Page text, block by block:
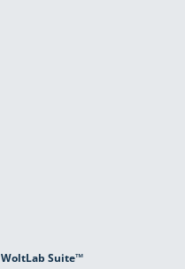
WoltLab Suite™